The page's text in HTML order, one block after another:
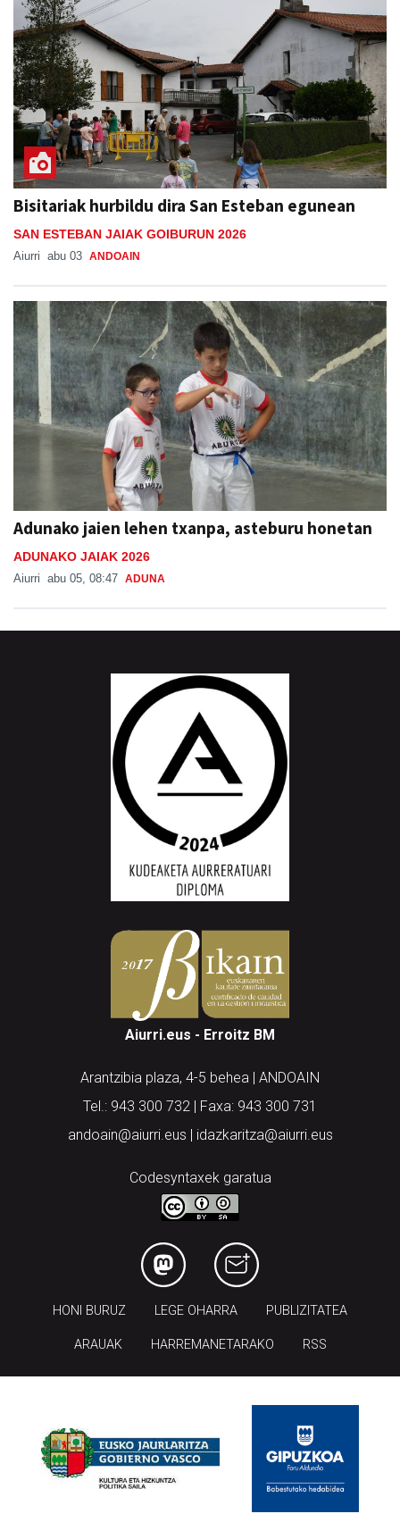
Bisitariak hurbildu dira San Esteban egunean
SAN ESTEBAN JAIAK GOIBURUN 2026
Aiurri abu 03 ANDOAIN
Adunako jaien lehen txanpa, asteburu honetan
ADUNAKO JAIAK 2026
Aiurri abu 05, 08:47 ADUNA
Aiurri.eus - Erroitz BM
Arantzibia plaza, 4-5 behea | ANDOAIN
Tel.: 943 300 732 | Faxa: 943 300 731
andoain@aiurri.eus | idazkaritza@aiurri.eus
Codesyntaxek garatua
HONI BURUZ LEGE OHARRA PUBLIZITATEA
ARAUAK HARREMANETARAKO RSS